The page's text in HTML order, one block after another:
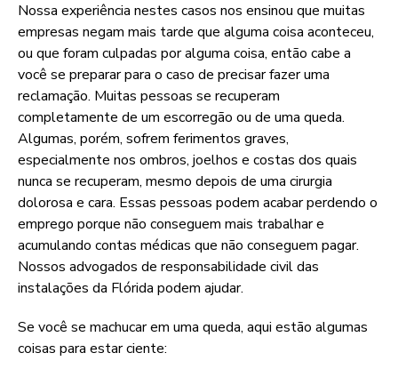
Nossa experiência nestes casos nos ensinou que muitas
empresas negam mais tarde que alguma coisa aconteceu,
ou que foram culpadas por alguma coisa, então cabe a
você se preparar para o caso de precisar fazer uma
reclamação. Muitas pessoas se recuperam
completamente de um escorregão ou de uma queda.
Algumas, porém, sofrem ferimentos graves,
especialmente nos ombros, joelhos e costas dos quais
nunca se recuperam, mesmo depois de uma cirurgia
dolorosa e cara. Essas pessoas podem acabar perdendo o
emprego porque não conseguem mais trabalhar e
acumulando contas médicas que não conseguem pagar.
Nossos advogados de responsabilidade civil das
instalações da Flórida podem ajudar.
Se você se machucar em uma queda, aqui estão algumas
coisas para estar ciente: